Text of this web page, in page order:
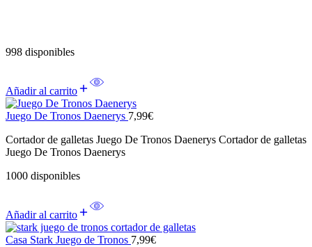
998 disponibles
Añadir al carrito
Juego De Tronos Daenerys 7,99€
Cortador de galletas Juego De Tronos Daenerys Cortador de galletas
Juego De Tronos Daenerys
1000 disponibles
Añadir al carrito
Casa Stark Juego de Tronos 7,99€